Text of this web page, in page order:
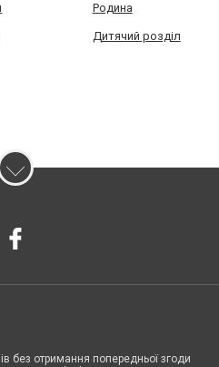
Родина
Дитячий розділ
без отримання попередньої згоди